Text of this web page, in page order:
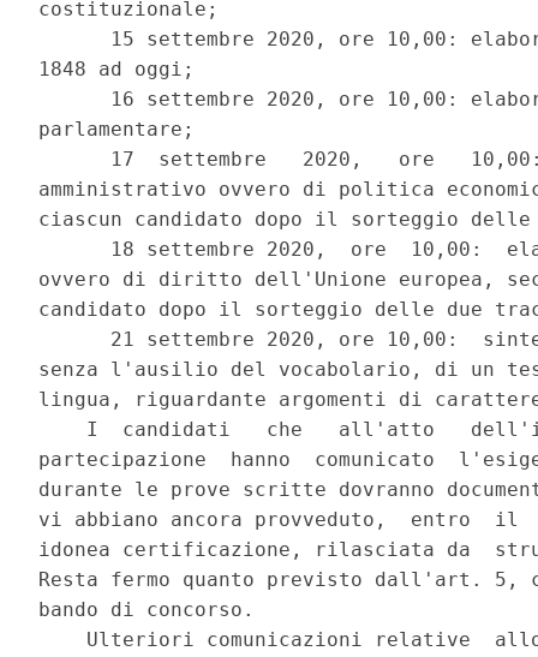
costituzionale;
15 settembre 2020, ore 10,00:
1848 ad oggi;
16 settembre 2020, ore 10,00:
parlamentare;
17  settembre   2020,   ore
amministrativo ovvero di politica
ciascun candidato dopo il sorteggio
18 settembre 2020,  ore  10,00:
ovvero di diritto dell'Unione europea,
candidato dopo il sorteggio delle due
21 settembre 2020, ore 10,00:
senza l'ausilio del vocabolario, di un
lingua, riguardante argomenti di
I  candidati   che   all'atto
partecipazione  hanno  comunicato
durante le prove scritte dovranno
vi abbiano ancora provveduto,  entro  il
idonea certificazione, rilasciata da
Resta fermo quanto previsto dall'art. 5,
bando di concorso.
Ulteriori comunicazioni relative